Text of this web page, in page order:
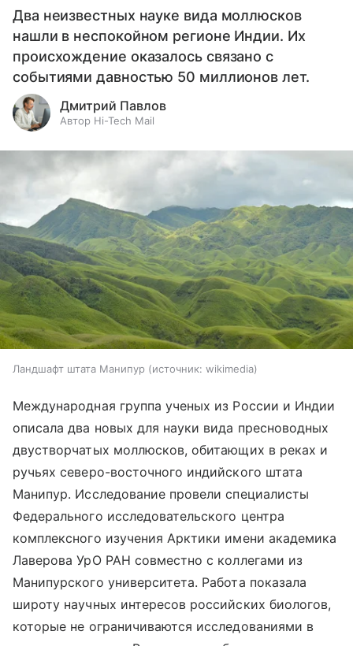
Два неизвестных науке вида моллюсков
нашли в неспокойном регионе Индии. Их
происхождение оказалось связано с
событиями давностью 50 миллионов лет.
Дмитрий Павлов
Автор Hi-Tech Mail
Ландшафт штата Манипур источник: wikimedia
Международная группа ученых из России и Индии
описала два новых для науки вида пресноводных
двустворчатых моллюсков, обитающих в реках и
ручьях северо-восточного индийского штата
Манипур. Исследование провели специалисты
Федерального исследовательского центра
комплексного изучения Арктики имени академика
Лаверова УрО РАН совместно с коллегами из
Манипурского университета. Работа показала
широту научных интересов российских биологов,
которые не ограничиваются исследованиями в